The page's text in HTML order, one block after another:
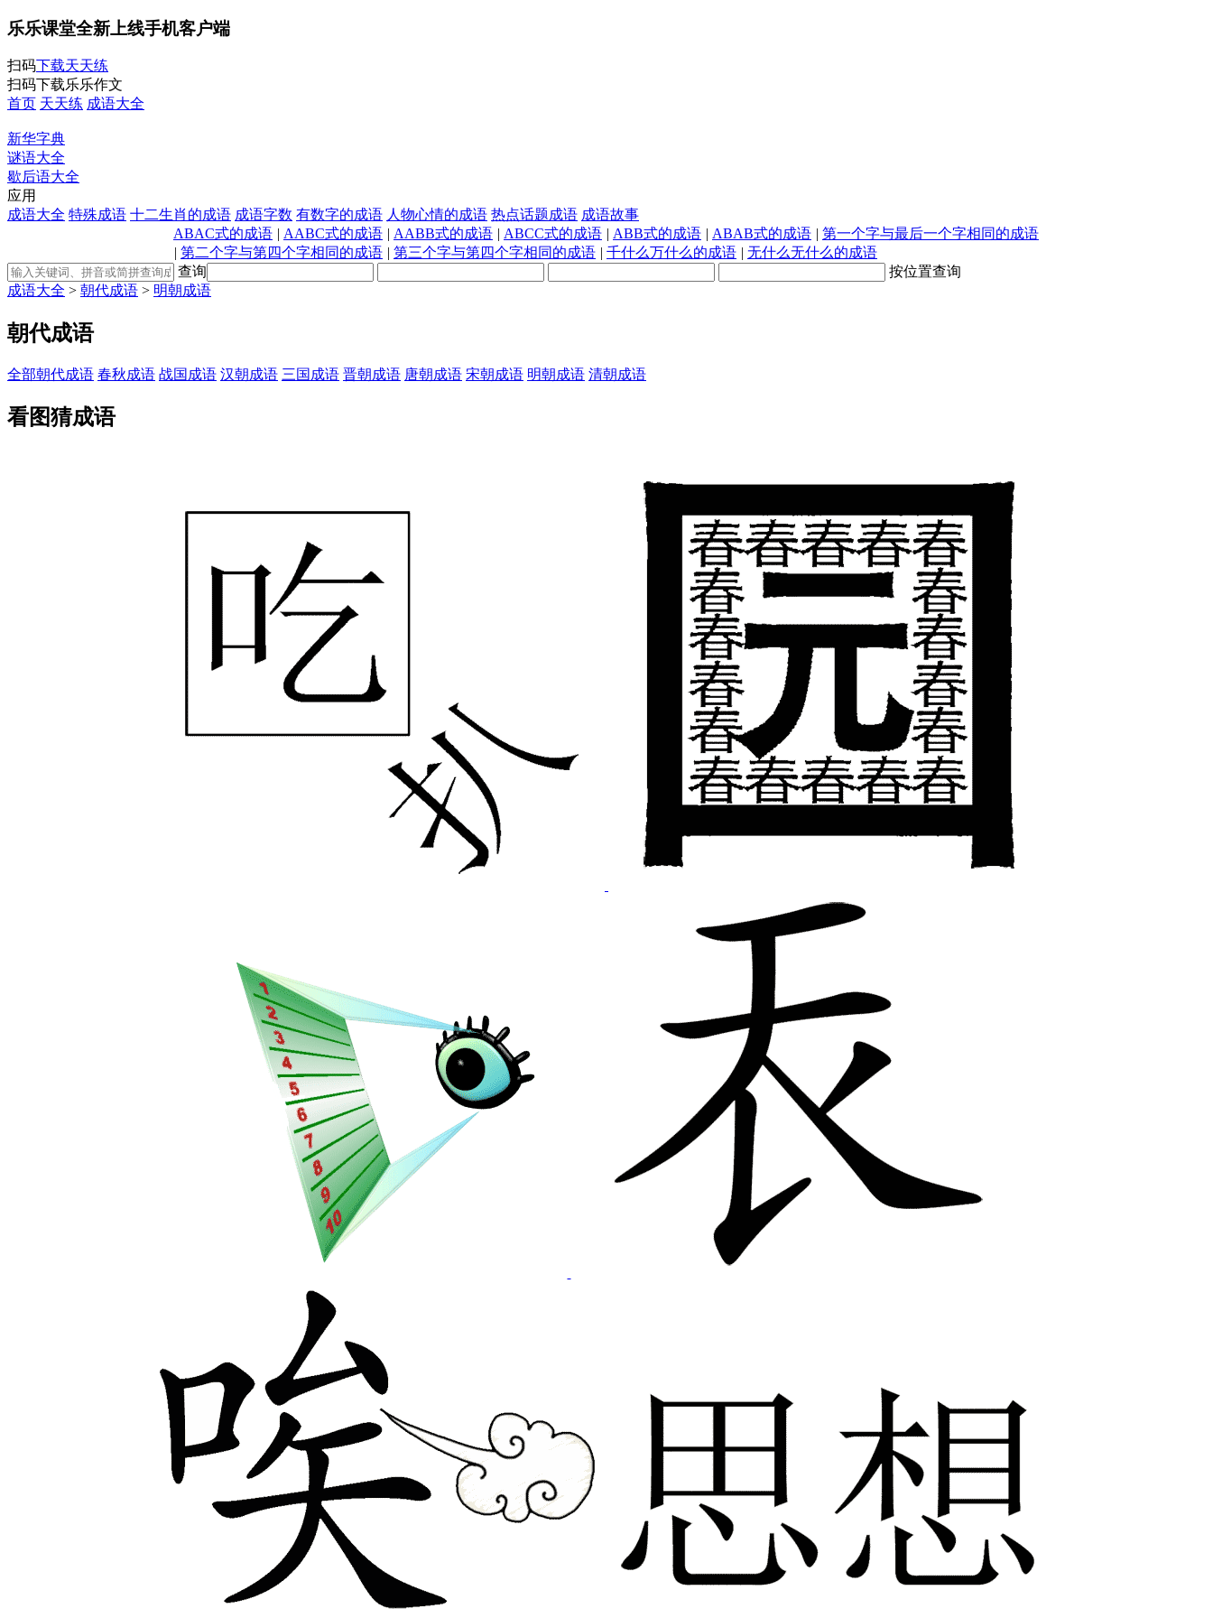
乐乐课堂全新上线手机客户端
扫码下载天天练
扫码下载乐乐作文
首页 天天练 成语大全
新华字典
谜语大全
歇后语大全
应用
成语大全 特殊成语 十二生肖的成语 成语字数 有数字的成语 人物心情的成语 热点话题成语 成语故事
ABAC式的成语 | AABC式的成语 | AABB式的成语 | ABCC式的成语 | ABB式的成语 | ABAB式的成语 | 第一个字与最后一个字相同的成语
| 第二个字与第四个字相同的成语 | 第三个字与第四个字相同的成语 | 千什么万什么的成语 | 无什么无什么的成语
查询
按位置查询
成语大全 > 朝代成语 > 明朝成语
朝代成语
全部朝代成语 春秋成语 战国成语 汉朝成语 三国成语 晋朝成语 唐朝成语 宋朝成语 明朝成语 清朝成语
看图猜成语